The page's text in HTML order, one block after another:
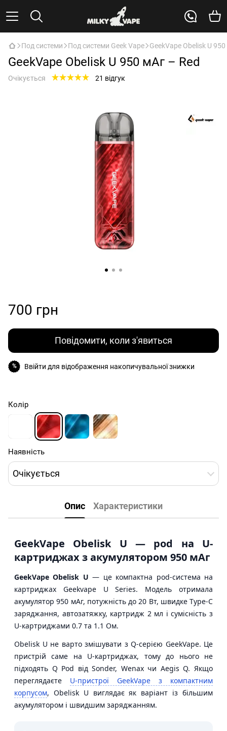
Под системи Под системи Geek Vape GeekVape Obelisk U
GeekVape Obelisk U 950 мАг – Red
Очікується 21 відгук
700 грн
Повідомити, коли з'явиться
% Ввійти для відображення накопичувальної знижки
Колір
Наявність
Очікується
Опис Характеристики
GeekVape Obelisk U — pod на U-
картриджах з акумулятором 950 мАг
GeekVape Obelisk U — це компактна pod-система на
картриджах Geekvape U Series. Модель отримала
акумулятор 950 мАг, потужність до 20 Вт, швидке Type-C
заряджання, автозатяжку, картридж 2 мл і сумісність з
U-картриджами 0.7 та 1.1 Ом.
Obelisk U не варто змішувати з Q-серією GeekVape. Це
пристрій саме на U-картриджах, тому до нього не
підходять Q Pod від Sonder, Wenax чи Aegis Q. Якщо
переглядаєте U-пристрої GeekVape з компактним
корпусом, Obelisk U виглядає як варіант із більшим
акумулятором і швидшим заряджанням.